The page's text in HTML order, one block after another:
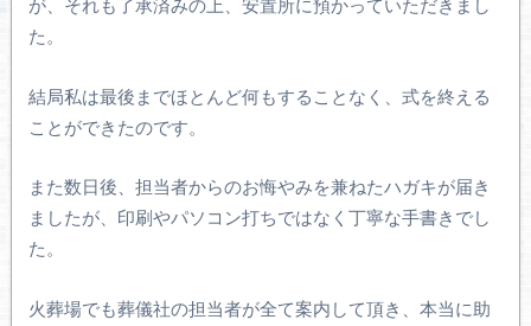
が、それも了承済みの上、安置所に預かっていただきまし
た。
結局私は最後までほとんど何もすることなく、式を終える
ことができたのです。
また数日後、担当者からのお悔やみを兼ねたハガキが届き
ましたが、印刷やパソコン打ちではなく丁寧な手書きでし
た。
火葬場でも葬儀社の担当者が全て案内して頂き、本当に助